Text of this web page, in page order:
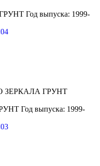
Год выпуска: 1999-
Год выпуска: 1999-